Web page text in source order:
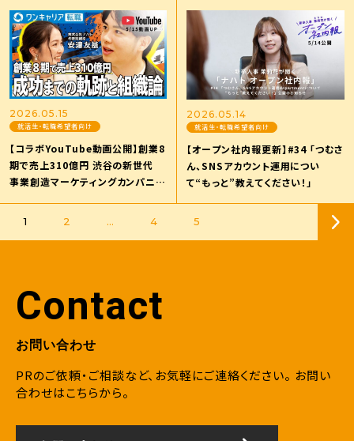
2026.05.15
就活生・転職希望者向け
【コラボYouTube動画公開】創業8
期で売上310億円 渋谷の新世代
事業創造マーケティングカンパニー
2026.05.14
就活生・転職希望者向け
【オープン社内報更新】#34 「つむさ
ん、SNSアカウント運用につい
て“もっと”教えてください！」
1 2 … 4 5
Contact
お問い合わせ
PRのご依頼・ご相談など、お気軽にご連絡ください。 お問い
合わせはこちらから。